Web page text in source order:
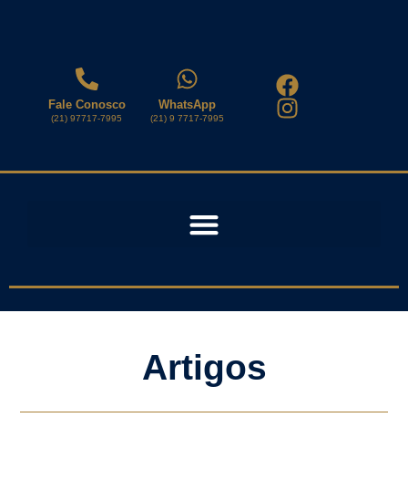
Fale Conosco
(21) 97717-7995
WhatsApp
(21) 9 7717-7995
Artigos